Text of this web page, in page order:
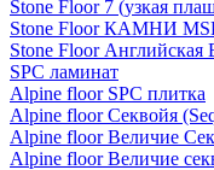
Stone Floor 7 (узкая
Stone Floor КАМНИ
Stone Floor Английская
SPC ламинат
Alpine floor SPC плитка
Alpine floor Секвойя
Alpine floor Величие
Alpine floor Величие